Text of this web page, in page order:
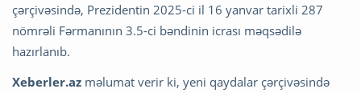
çərçivəsində, Prezidentin 2025-ci il 16 yanvar tarixli 287
nömrəli Fərmanının 3.5-ci bəndinin icrası məqsədilə
hazırlanıb.
Xeberler.az məlumat verir ki, yeni qaydalar çərçivəsində